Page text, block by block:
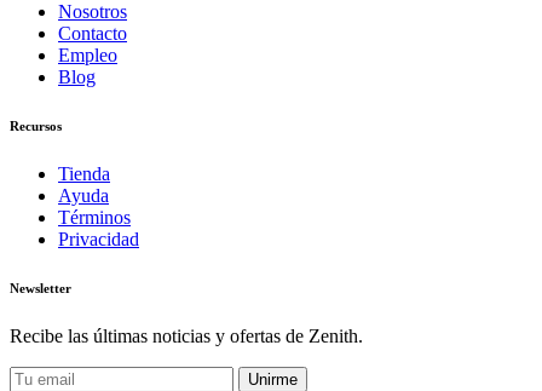
Nosotros
Contacto
Empleo
Blog
Recursos
Tienda
Ayuda
Términos
Privacidad
Newsletter
Recibe las últimas noticias y ofertas de Zenith.
Unirme